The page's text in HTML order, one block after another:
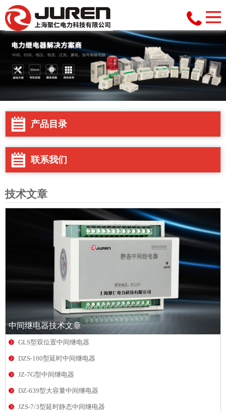
产品目录
联系我们
技术文章
中间继电器技术文章
GLS型双位置中间继电器
DZS-100型延时中间继电器
JZ-7G型中间继电器
DZ-639型大容量中间继电器
JZS-7/3型延时静态中间继电器